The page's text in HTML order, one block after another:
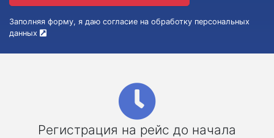
Заполняя форму, я даю согласие на обработку персональных
данных
Регистрация на рейс до начала